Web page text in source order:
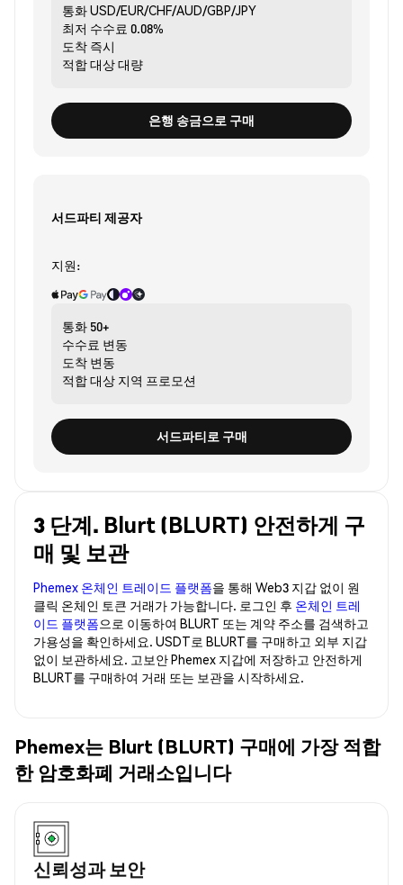
통화USD/EUR/CHF/AUD/GBP/JPY
최저 수수료 0.08%
도착 즉시
적합 대상대량
은행 송금으로 구매
서드파티 제공자
지원:
통화 50+
수수료 변동
도착 변동
적합 대상 지역 프로모션
서드파티로 구매
3 단계. Blurt (BLURT) 안전하게 구
매 및 보관
Phemex 온체인 트레이드 플랫폼을 통해 Web3 지갑 없이 원
클릭 온체인 토큰 거래가 가능합니다. 로그인 후 온체인 트레
이드 플랫폼으로 이동하여 BLURT 또는 계약 주소를 검색하고
가용성을 확인하세요. USDT로 BLURT를 구매하고 외부 지갑
없이 보관하세요. 고보안 Phemex 지갑에 저장하고 안전하게
BLURT를 구매하여 거래 또는 보관을 시작하세요.
Phemex는 Blurt (BLURT) 구매에 가장 적합
한 암호화폐 거래소입니다
신뢰성과 보안